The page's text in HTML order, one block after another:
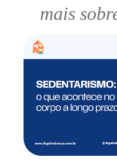
mais